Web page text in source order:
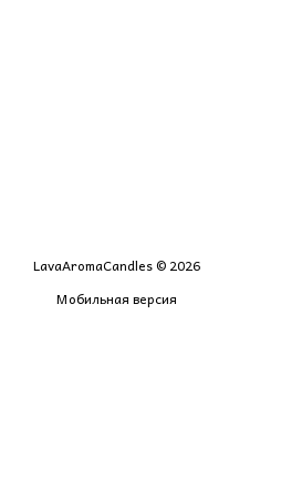
LavaAromaCandles © 2026
Мобильная версия